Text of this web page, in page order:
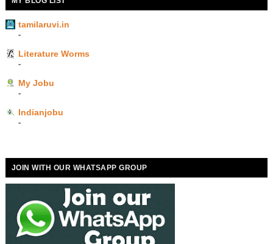
tamilaruvi.in
-
Literature Worms
-
My Jobu
-
Indianjobu
-
JOIN WITH OUR WHATSAPP GROUP